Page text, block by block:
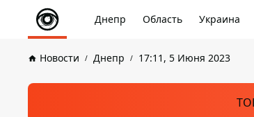
Днепр Область Украина
Новости Днепр 17:11, 5 Июня 2023